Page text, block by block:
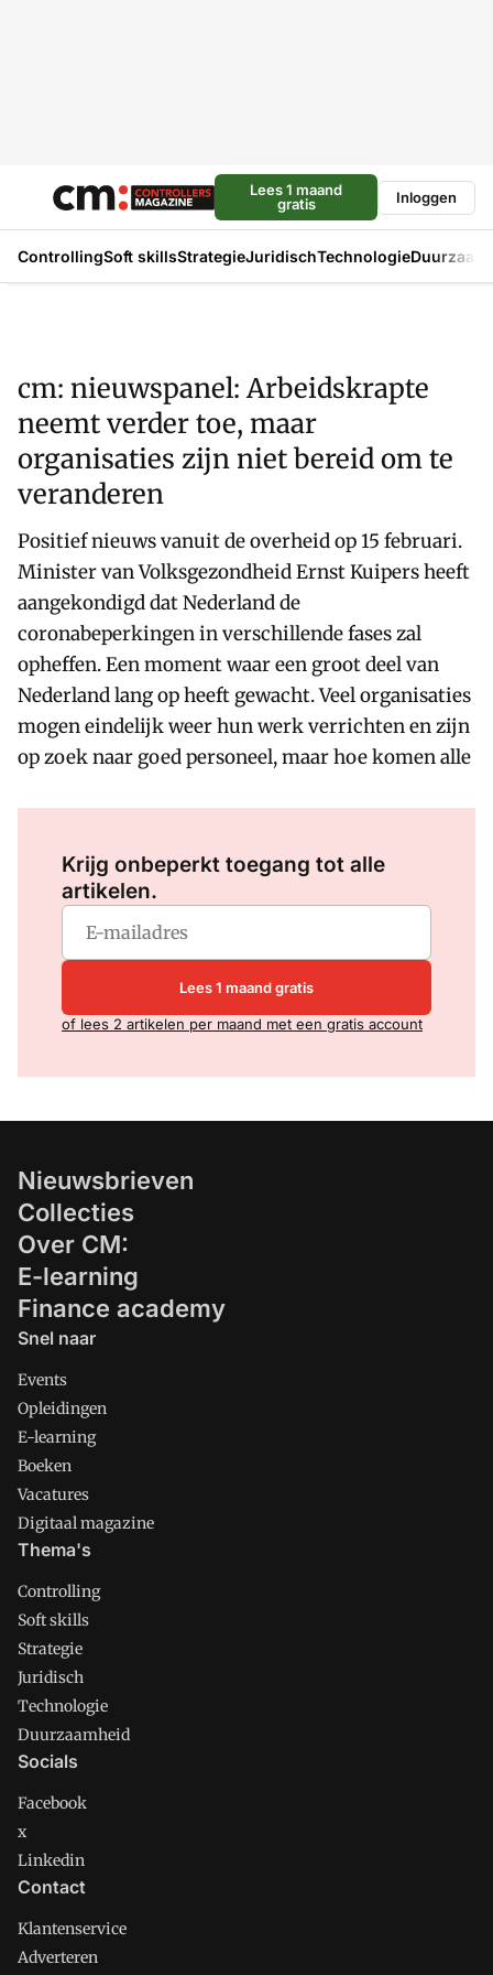
Lees 1 maand
gratis
Inloggen
ControllingSoft skillsStrategieJuridischTechnologie
cm: nieuwspanel: Arbeidskrapte
neemt verder toe, maar
organisaties zijn niet bereid om te
veranderen
Positief nieuws vanuit de overheid op 15 februari.
Minister van Volksgezondheid Ernst Kuipers heeft
aangekondigd dat Nederland de
coronabeperkingen in verschillende fases zal
opheffen. Een moment waar een groot deel van
Nederland lang op heeft gewacht. Veel organisaties
mogen eindelijk weer hun werk verrichten en zijn
op zoek naar goed personeel, maar hoe komen alle
Krijg onbeperkt toegang tot alle
artikelen.
Lees 1 maand gratis
of lees 2 artikelen per maand met een gratis account
Nieuwsbrieven
Collecties
Over CM:
E-learning
Finance academy
Snel naar
Events
Opleidingen
E-learning
Boeken
Vacatures
Digitaal magazine
Thema's
Controlling
Soft skills
Strategie
Juridisch
Technologie
Duurzaamheid
Socials
Facebook
x
Linkedin
Contact
Klantenservice
Adverteren